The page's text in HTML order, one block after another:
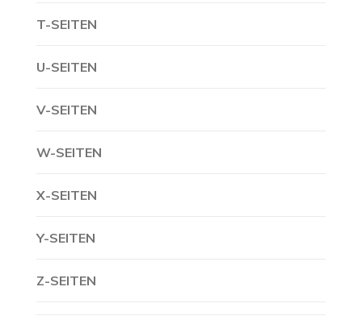
T-SEITEN
U-SEITEN
V-SEITEN
W-SEITEN
X-SEITEN
Y-SEITEN
Z-SEITEN